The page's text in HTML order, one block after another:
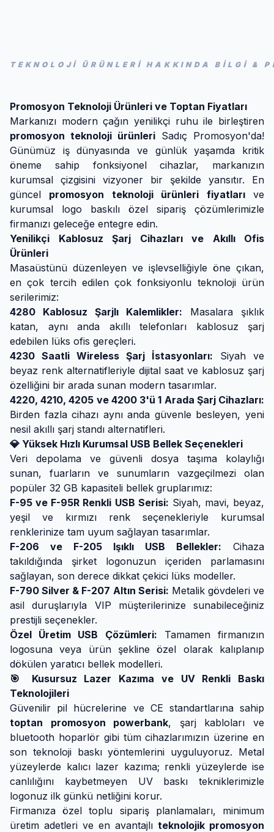
TEKNOLOJI ÜRÜNLERI HAKKINDA BİLGİ &
Promosyon Teknoloji Ürünleri ve Toptan Fiyatları
Markanızı modern çağın yenilikçi ruhu ile birleştiren
promosyon teknoloji ürünleri Sadıç Promosyon'da!
Günümüz iş dünyasında ve günlük yaşamda kritik
öneme sahip fonksiyonel cihazlar, markanızın
kurumsal çizgisini vizyoner bir şekilde yansıtır. En
güncel promosyon teknoloji ürünleri fiyatlarıve
kurumsal logo baskılı özel sipariş çözümlerimizle
firmanızı geleceğe entegre edin.
Yenilikçi Kablosuz Şarj Cihazları ve Akıllı Ofis
Ürünleri
Masaüstünü düzenleyen ve işlevselliğiyle öne çıkan,
en çok tercih edilen çok fonksiyonlu teknoloji ürün
serilerimiz:
4280 Kablosuz Şarjlı Kalemlikler: Masalara şıklık
katan, aynı anda akıllı telefonları kablosuz şarj
edebilen lüks ofis gereçleri.
4230 Saatli Wireless Şarj İstasyonları: Siyah ve
beyaz renk alternatifleriyle dijital saat ve kablosuz şarj
özelliğini bir arada sunan modern tasarımlar.
4220, 4210, 4205 ve 4200 3'ü 1 Arada Şarj Cihazları:
Birden fazla cihazı aynı anda güvenle besleyen, yeni
nesil akıllı şarj standı alternatifleri.
💎 Yüksek Hızlı Kurumsal USB Bellek Seçenekleri
Veri depolama ve güvenli dosya taşıma kolaylığı
sunan, fuarların ve sunumların vazgeçilmezi olan
popüler 32 GB kapasiteli bellek gruplarımız:
F-95 ve F-95R Renkli USB Serisi: Siyah, mavi, beyaz,
yeşil ve kırmızı renk seçenekleriyle kurumsal
renklerinize tam uyum sağlayan tasarımlar.
F-206 ve F-205 Işıklı USB Bellekler: Cihaza
takıldığında şirket logonuzun içeriden parlamasını
sağlayan, son derece dikkat çekici lüks modeller.
F-790 Silver & F-207 Altın Serisi: Metalik gövdeleri ve
asil duruşlarıyla VIP müşterilerinize sunabileceğiniz
prestijli seçenekler.
Özel Üretim USB Çözümleri: Tamamen firmanızın
logosuna veya ürün şekline özel olarak kalıplanıp
dökülen yaratıcı bellek modelleri.
🎯 Kusursuz Lazer Kazıma ve UV Renkli Baskı
Teknolojileri
Güvenilir pil hücrelerine ve CE standartlarına sahip
toptan promosyon powerbank, şarj kabloları ve
bluetooth hoparlör gibi tüm cihazlarımızın üzerine en
son teknoloji baskı yöntemlerini uyguluyoruz. Metal
yüzeylerde kalıcı lazer kazıma; renkli yüzeylerde ise
canlılığını kaybetmeyen UV baskı tekniklerimizle
logonuz ilk günkü netliğini korur.
Firmanıza özel toplu sipariş planlamaları, minimum
üretim adetleri ve en avantajlı teknolojik promosyon